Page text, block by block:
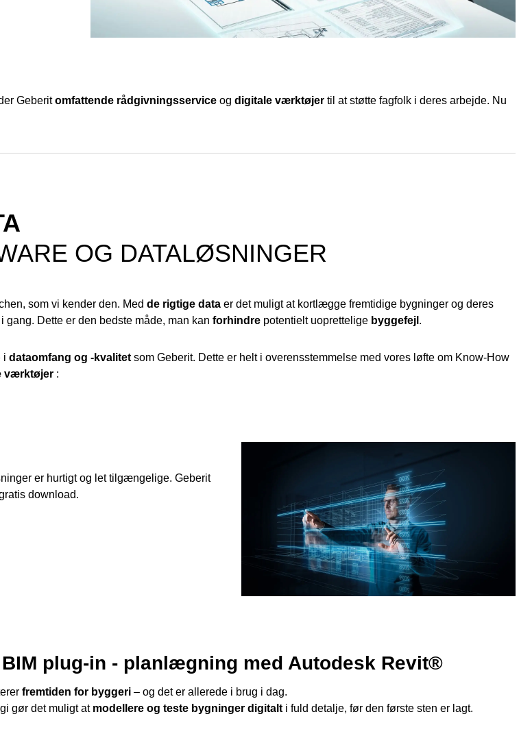
Geberitomfattende rådgivningsservice og digitale værktøjer til at støtte fagfolk i deres arbejde. Nu
OG DATALØSNINGER
som vi kender den. Med de rigtige data er det muligt at kortlægge fremtidige bygninger og deres
Dette er den bedste måde, man kan forhindre potentielt uoprettelige byggefejl .
i dataomfang og -kvalitet som Geberit. Dette er helt i overensstemmelse med vores løfte om Know-How
værktøjer :
er hurtigt og let tilgængelige. Geberit
download.
plug-in - planlægning med Autodesk Revit®
fremtiden for byggeri – og det er allerede i brug i dag.
gør det muligt at modellere og teste bygninger digitalt i fuld detalje, før den første sten er lagt.